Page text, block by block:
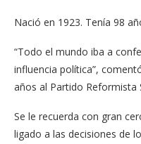
Nació en 1923. Tenía 98
“Todo el mundo iba a
influencia política”,
años al Partido Reformista
Se le recuerda con gran
ligado a las decisiones de